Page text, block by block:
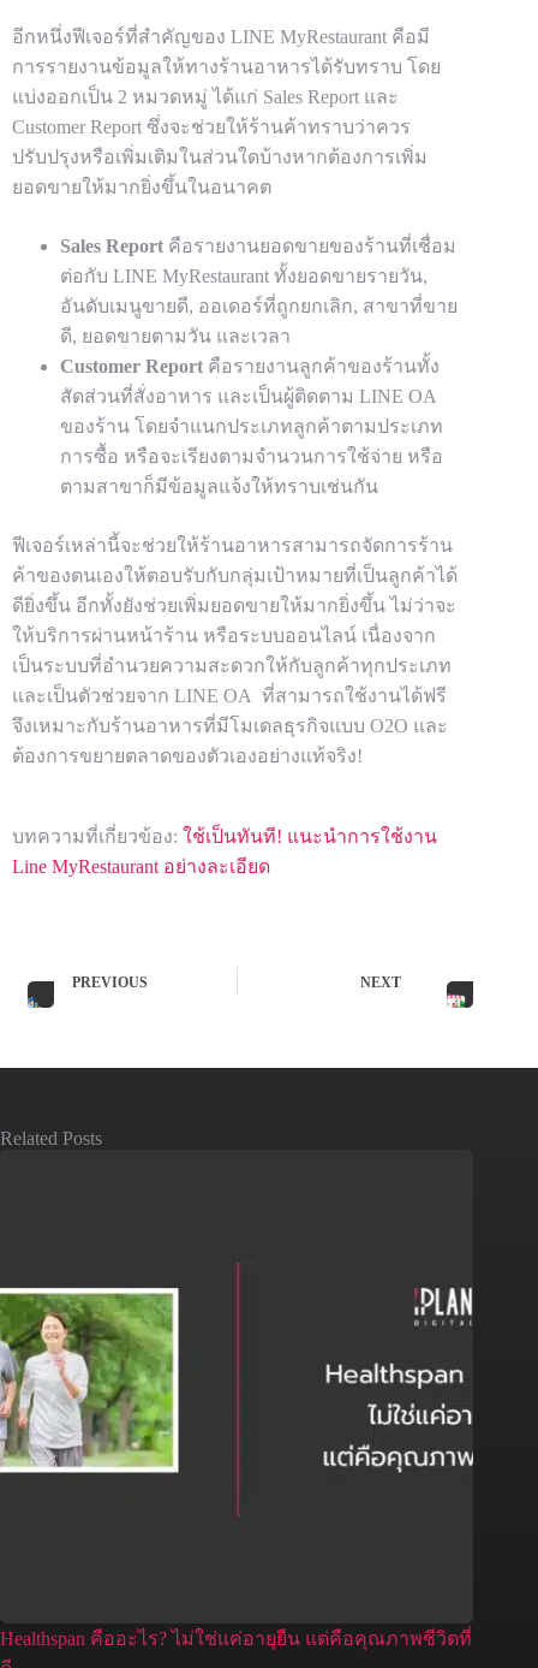
อีกหนึ่งฟีเจอร์ที่สำคัญของ LINE MyRestaurant คือมี
การรายงานข้อมูลให้ทางร้านอาหารได้รับทราบ โดย
แบ่งออกเป็น 2 หมวดหมู่ ได้แก่ Sales Report และ
Customer Report ซึ่งจะช่วยให้ร้านค้าทราบว่าควร
ปรับปรุงหรือเพิ่มเติมในส่วนใดบ้างหากต้องการเพิ่ม
ยอดขายให้มากยิ่งขึ้นในอนาคต
Sales Report คือรายงานยอดขายของร้านที่เชื่อม
ต่อกับ LINE MyRestaurant ทั้งยอดขายรายวัน,
อันดับเมนูขายดี, ออเดอร์ที่ถูกยกเลิก, สาขาที่ขาย
ดี, ยอดขายตามวัน และเวลา
Customer Report คือรายงานลูกค้าของร้านทั้ง
สัดส่วนที่สั่งอาหาร และเป็นผู้ติดตาม LINE OA
ของร้าน โดยจำแนกประเภทลูกค้าตามประเภท
การซื้อ หรือจะเรียงตามจำนวนการใช้จ่าย หรือ
ตามสาขาก็มีข้อมูลแจ้งให้ทราบเช่นกัน
ฟีเจอร์เหล่านี้จะช่วยให้ร้านอาหารสามารถจัดการร้าน
ค้าของตนเองให้ตอบรับกับกลุ่มเป้าหมายที่เป็นลูกค้าได้
ดียิ่งขึ้น อีกทั้งยังช่วยเพิ่มยอดขายให้มากยิ่งขึ้น ไม่ว่าจะ
ให้บริการผ่านหน้าร้าน หรือระบบออนไลน์ เนื่องจาก
เป็นระบบที่อำนวยความสะดวกให้กับลูกค้าทุกประเภท
และเป็นตัวช่วยจาก LINE OA ที่สามารถใช้งานได้ฟรี
จึงเหมาะกับร้านอาหารที่มีโมเดลธุรกิจแบบ O2O และ
ต้องการขยายตลาดของตัวเองอย่างแท้จริง!
บทความที่เกี่ยวข้อง: ใช้เป็นทันที! แนะนำการใช้งาน
Line MyRestaurant อย่างละเอียด
PREVIOUS NEXT
Related Posts
Healthspan คืออะไร? ไม่ใช่แค่อายุยืน แต่คือคุณภาพชีวิตที่